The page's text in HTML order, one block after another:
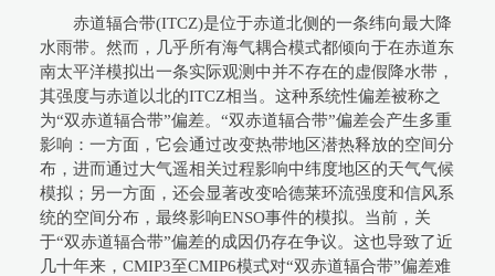
赤道辐合带(ITCZ)是位于赤道北侧的一条纬向最大降
水雨带。然而，几乎所有海气耦合模式都倾向于在赤道东
南太平洋模拟出一条实际观测中并不存在的虚假降水带，
其强度与赤道以北的ITCZ相当。这种系统性偏差被称之
为“双赤道辐合带”偏差。“双赤道辐合带”偏差会产生多重
影响：一方面，它会通过改变热带地区潜热释放的空间分
布，进而通过大气遥相关过程影响中纬度地区的天气气候
模拟；另一方面，还会显著改变哈德莱环流强度和信风系
统的空间分布，最终影响ENSO事件的模拟。当前，关
于“双赤道辐合带”偏差的成因仍存在争议。这也导致了近
几十年来，CMIP3至CMIP6模式对“双赤道辐合带”偏差难